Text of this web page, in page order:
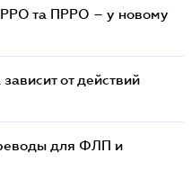
РРО та ПРРО – у новому
от действий
для ФЛП и